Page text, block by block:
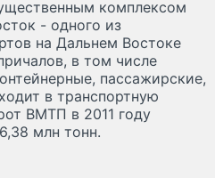
комплексом
- одного из
на Дальнем Востоке
в том числе
пассажирские,
в транспортную
ВМТП в 2011 году
млн тонн.